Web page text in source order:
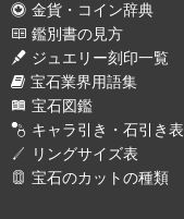
金貨・コイン辞典
鑑別書の見方
ジュエリー刻印一覧
宝石業界用語集
宝石図鑑
キャラ引き・石引き表
リングサイズ表
宝石のカットの種類